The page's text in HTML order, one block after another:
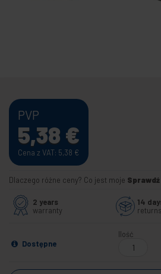
PVP
5,38 €
Cena z VAT: 5,38 €
Dlaczego różne ceny? Co jest moje
2 years
warranty
14
returns
Dostępne
Ilość